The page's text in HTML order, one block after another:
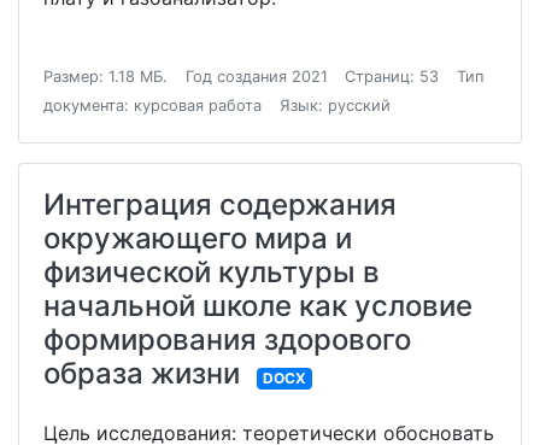
Размер: 1.18 МБ. Год создания 2021 Страниц: 53
Тип
документа: курсовая работа
Язык: русский
Интеграция содержания
окружающего мира и
физической культуры в
начальной школе как условие
формирования здорового
образа жизни
DOCX
Цель исследования: теоретически обосновать